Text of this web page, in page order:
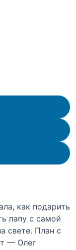
как подарить
папу с самой
свете. План с
— Олег